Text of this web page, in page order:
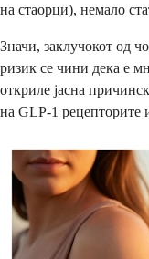
на стаорци), немало
Значи, заклучокот од
ризик се чини дека е
откриле јасна
на GLP-1 рецепторите